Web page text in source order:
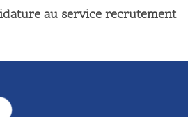
au service recrutement